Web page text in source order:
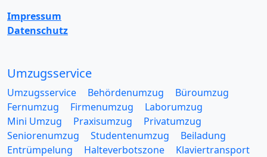
Impressum
Datenschutz
Umzugsservice
Umzugsservice Behördenumzug
Büroumzug
Fernumzug
Firmenumzug
Laborumzug
Mini Umzug
Praxisumzug
Privatumzug
Seniorenumzug
Studentenumzug
Beiladung
Entrümpelung
Halteverbotszone
Klaviertransport